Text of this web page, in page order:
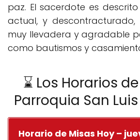
paz. El sacerdote es
actual, y
muy llevadera y agradable
como bautismos y
⌛ Los Horarios
Parroquia San
Horario de Misas Hoy –